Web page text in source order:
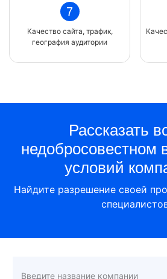
7
Качество сайта, трафик,
география аудитории
Рассказать
недобросовестном
условий
Найдите разрешение своей